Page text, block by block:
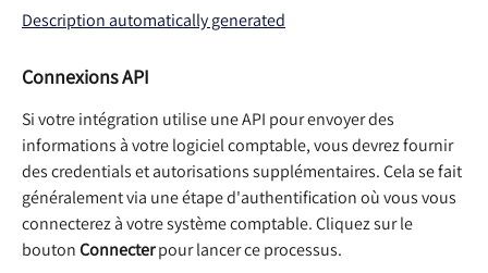
Connexions API
Si votre intégration utilise une API pour envoyer des
informations à votre logiciel comptable, vous devrez fournir
des credentials et autorisations supplémentaires. Cela se fait
généralement via une étape d'authentification où vous vous
connecterez à votre système comptable. Cliquez sur le
bouton Connecter pour lancer ce processus.